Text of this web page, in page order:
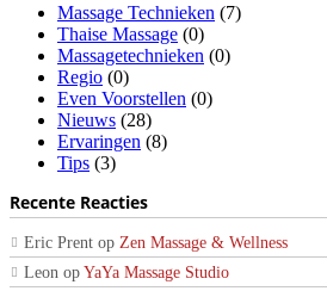
Massage Technieken (7)
Thaise Massage (0)
Massagetechnieken (0)
Regio (0)
Even Voorstellen (0)
Nieuws (28)
Ervaringen (8)
Tips (3)
Recente Reacties
Eric Prent op Zen Massage & Wellness
Leon op YaYa Massage Studio